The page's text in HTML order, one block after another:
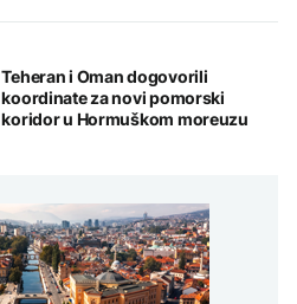
Teheran i Oman dogovorili
koordinate za novi pomorski
koridor u Hormuškom moreuzu